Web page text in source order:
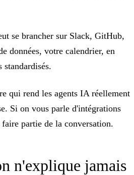
se brancher sur Slack, GitHub,
données, votre calendrier, en
standardisés.
qui rend les agents IA réellement
Si on vous parle d'intégrations
partie de la conversation.
n'explique jamais